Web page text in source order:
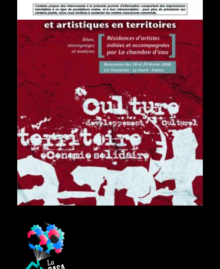
RÉSIDENCES D’ARTISTES : VECTEURS
D’INITIATIVES CULTURELLES NOUVELLES DANS
LES TERRITOIRES
Médiation culturelle